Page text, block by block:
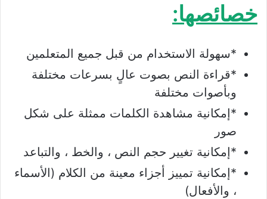
خصائصها:
*سهولة الاستخدام من قبل جميع المتعلمين
*قراءة النص بصوت عالٍ بسرعات مختلفة
وبأصوات مختلفة
*إمكانية مشاهدة الكلمات ممثلة على شكل
صور
*إمكانية تغيير حجم النص ، والخط ، والتباعد
*إمكانية تمييز أجزاء معينة من الكلام (الأسماء
، والأفعال)